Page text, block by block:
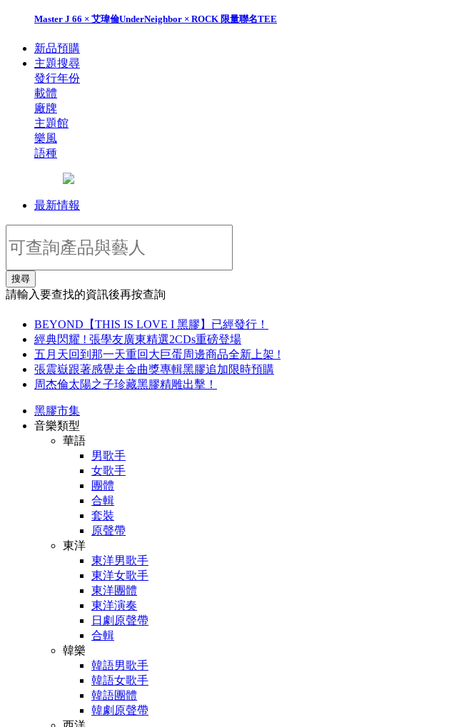
Master J 66 × 艾瑋倫UnderNeighbor × ROCK 限量聯名TEE
新品預購
主題搜尋
發行年份
載體
廠牌
主題館
樂風
語種
最新情報
搜尋
請輸入要查找的資訊後再按查詢
BEYOND【THIS IS LOVE I 黑膠】已經發行！
經典閃耀 ! 張學友廣東精選2CDs重磅登場
五月天回到那一天重回大巨蛋周邊商品全新上架 !
張震嶽跟著感覺走金曲獎專輯黑膠追加限時預購
周杰倫太陽之子珍藏黑膠精雕出擊！
黑膠市集
音樂類型
華語
男歌手
女歌手
團體
合輯
套裝
原聲帶
東洋
東洋男歌手
東洋女歌手
東洋團體
東洋演奏
日劇原聲帶
合輯
韓樂
韓語男歌手
韓語女歌手
韓語團體
韓劇原聲帶